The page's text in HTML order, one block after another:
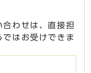
合わせは、直接担
はお受けできま